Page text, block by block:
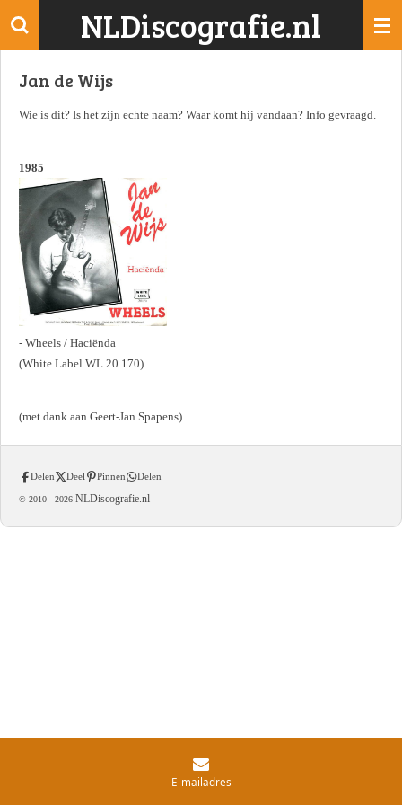
Ga
de
NLDiscografie.nl
Jan de Wijs
Wie is dit? Is het zijn echte naam? Waar komt hij vandaan? Info gevraagd.
1985
- Wheels / Haciënda
(White Label WL 20 170)
(met dank aan Geert-Jan Spapens)
Delen Deel Pinnen Delen
© 2010 - 2026 NLDiscografie.nl
E-mailadres